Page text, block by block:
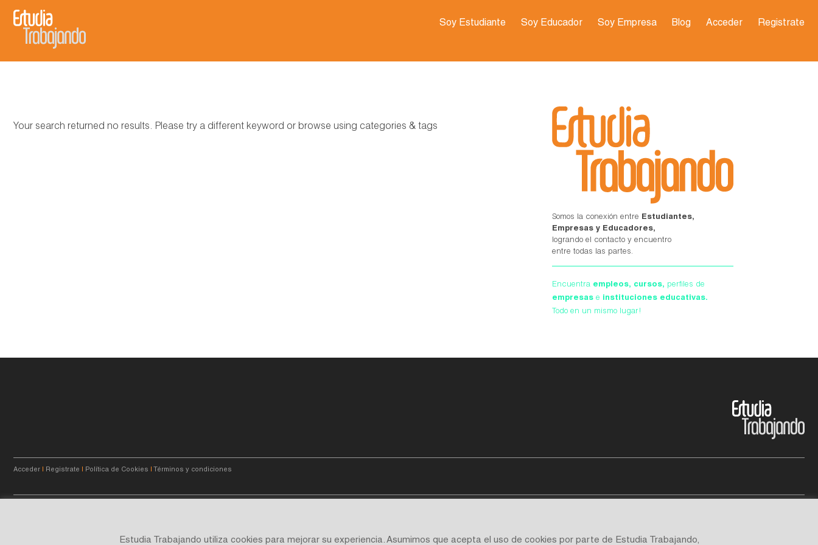
Soy Estudiante Soy Educador Soy Empresa Blog Acceder Registrate
Your search returned no results. Please try a different keyword or browse using categories & tags
Somos la conexión entre Estudiantes,
Empresas y Educadores,
logrando el contacto y encuentro
entre todas las partes.
Encuentra empleos, cursos, perfiles de
empresas e instituciones educativas.
Todo en un mismo lugar!
Acceder | Registrate | Política de Cookies | Términos y condiciones
Estudia Trabajando utiliza cookies para mejorar su experiencia. Asumimos que acepta el uso de cookies por parte de Estudia Trabajando,